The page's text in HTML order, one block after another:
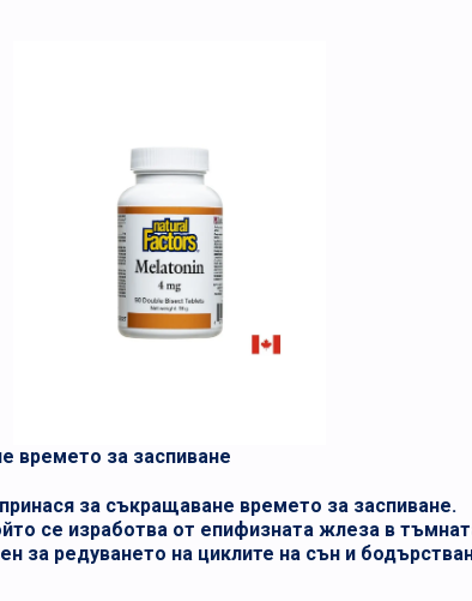
времето за заспиване
за съкращаване времето за заспиване.
се изработва от епифизната жлеза в
за редуването на циклите на сън и